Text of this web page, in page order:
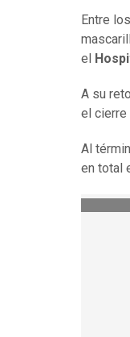
Entre
el
A su
el cierre
Al
en total